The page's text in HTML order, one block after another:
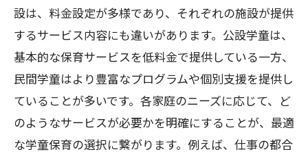
設は、料金設定が多様であり、それぞれの施設が提供
するサービス内容にも違いがあります。公設学童は、
基本的な保育サービスを低料金で提供している一方、
民間学童はより豊富なプログラムや個別支援を提供し
ていることが多いです。各家庭のニーズに応じて、ど
のようなサービスが必要かを明確にすることが、最適
な学童保育の選択に繋がります。例えば、仕事の都合